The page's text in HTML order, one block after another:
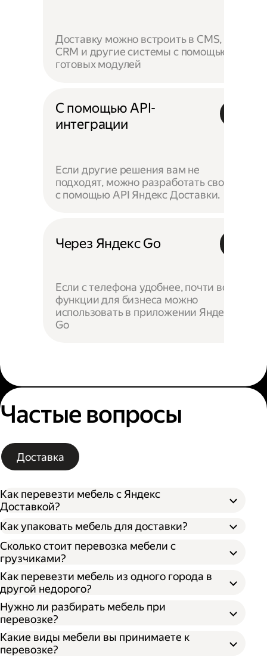
Доставку можно встроить в CMS,
CRM и другие системы с помощью
готовых модулей
С помощью API-
интеграции
Если другие решения вам не
подходят, можно разработать своё —
с помощью API Яндекс Доставки.
Через Яндекс Go
Если с телефона удобнее, почти все
функции для бизнеса можно
использовать в приложении Яндекс
Go
Частые вопросы
Доставка
Как перевезти мебель с Яндекс
Доставкой?
Откройте приложение Яндекс Go или сайт;
Выберите тип кузова и количество
Укажите адрес отправления и получения;
Нажмите кнопку «Заказать».
Как упаковать мебель для доставки?
Разобрать поддающуюся разборке
мебель;
Упаковать разобранную мебель в стретч-
пленку, воздушно-пузырьковую пленку или
другой надежный материал;
Упаковать неразборную мебель в картон
или поролон.
Сколько стоит перевозка мебели с
грузчиками?
Как перевезти мебель из одного города в
другой недорого?
Нужно ли разбирать мебель при
перевозке?
Какие виды мебели вы принимаете к
перевозке?